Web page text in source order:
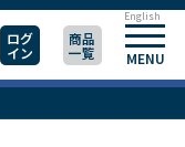
ログ
イン
商品
一覧 MENU
English